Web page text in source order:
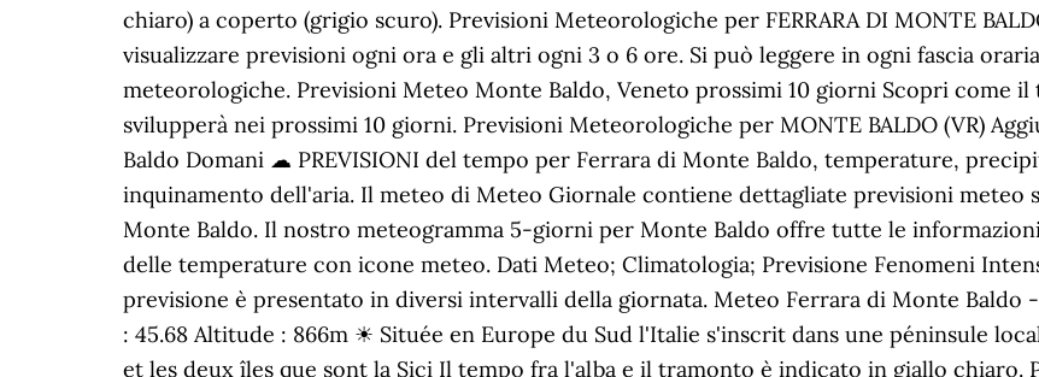
chiaro) a coperto (grigio scuro). Previsioni Meteorologiche per FERRARA DI MONTE
visualizzare previsioni ogni ora e gli altri ogni 3 o 6 ore. Si può leggere in ogni fascia
meteorologiche. Previsioni Meteo Monte Baldo, Veneto prossimi 10 giorni Scopri come
svilupperà nei prossimi 10 giorni. Previsioni Meteorologiche per MONTE BALDO (VR)
Baldo Domani ☁ PREVISIONI del tempo per Ferrara di Monte Baldo, temperature,
inquinamento dell'aria. Il meteo di Meteo Giornale contiene dettagliate previsioni meteo
Monte Baldo. Il nostro meteogramma 5-giorni per Monte Baldo offre tutte le
delle temperature con icone meteo. Dati Meteo; Climatologia; Previsione Fenomeni
previsione è presentato in diversi intervalli della giornata. Meteo Ferrara di Monte Baldo
: 45.68 Altitude : 866m ☀ Située en Europe du Sud l'Italie s'inscrit dans une péninsule
et les deux îles que sont la Sici Il tempo fra l'alba e il tramonto è indicato in giallo chiaro.